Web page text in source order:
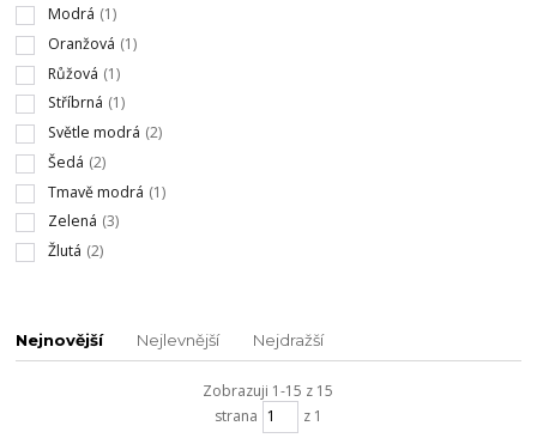
Modrá (1)
Oranžová (1)
Růžová (1)
Stříbrná (1)
Světle modrá (2)
Šedá (2)
Tmavě modrá (1)
Zelená (3)
Žlutá (2)
Nejnovější Nejlevnější Nejdražší
Zobrazuji 1-15 z 15
strana
z 1